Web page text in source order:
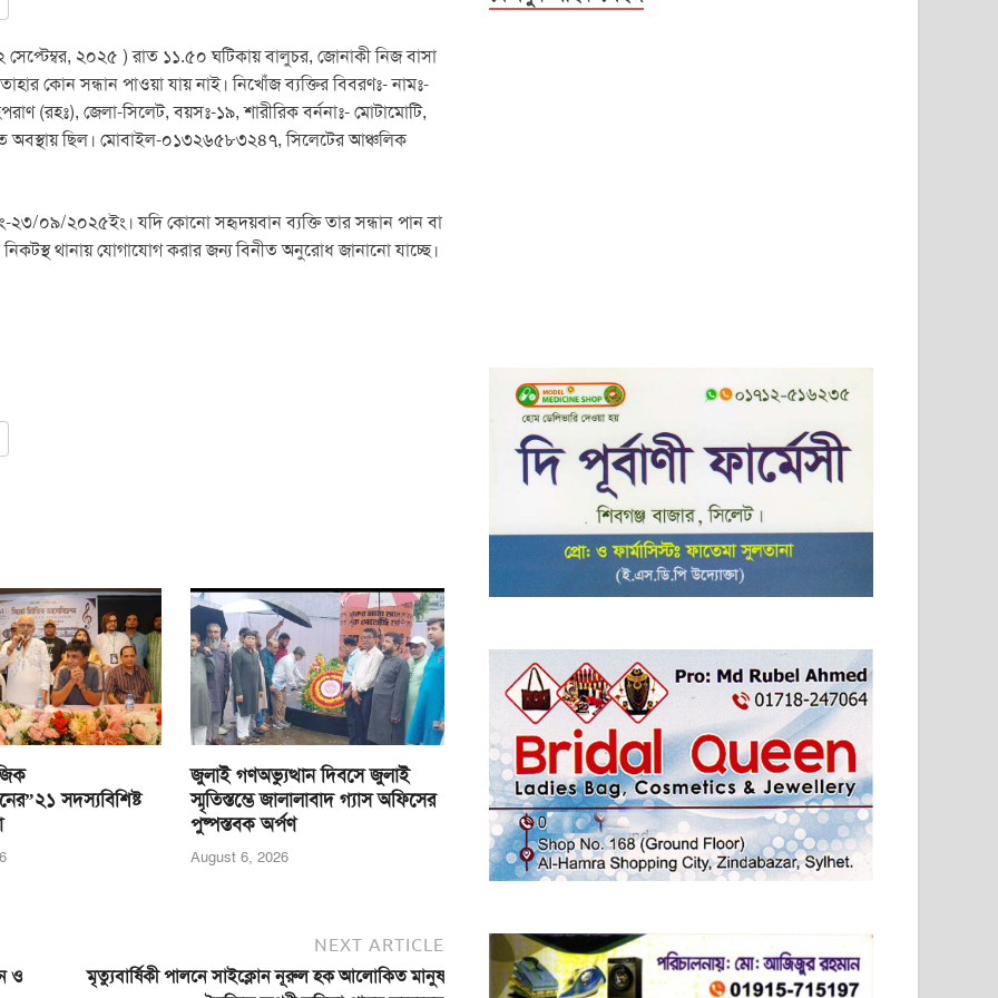
২০২৫ ) রাত ১১.৫০ ঘটিকায় বালুচর, জোনাকী নিজ বাসা
কোন সন্ধান পাওয়া যায় নাই। নিখোঁজ ব্যক্তির বিবরণঃ- নামঃ-
(রহঃ), জেলা-সিলেট, বয়সঃ-১৯, শারীরিক বর্ননাঃ- মোটামোটি,
অবস্থায় ছিল। মোবাইল-০১৩২৬৫৮৩২৪৭, সিলেটের আঞ্চলিক
২৩/০৯/২০২৫ইং। যদি কোনো সহৃদয়বান ব্যক্তি তার সন্ধান পান বা
থানায় যোগাযোগ করার জন্য বিনীত অনুরোধ জানানো যাচ্ছে।
সদস্যবিশিষ্ট
জুলাই গণঅভ্যুত্থান দিবসে জুলাই
স্মৃতিস্তম্ভে জালালাবাদ গ্যাস অফিসের
পুষ্পস্তবক অর্পণ
August 6, 2026
ও
NEXT ARTICLE
মৃত্যুবার্ষিকী পালনে সাইক্লোন নূরুল হক আলোকিত মানুষ